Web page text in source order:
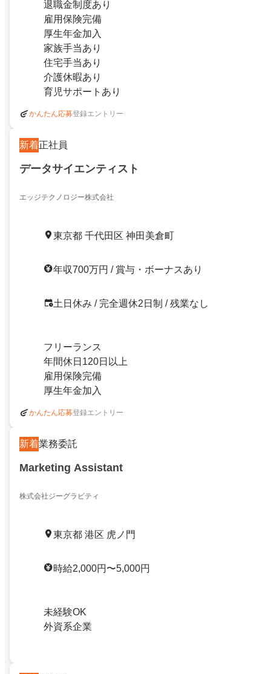
退職金制度あり
雇用保険完備
厚生年金加入
家族手当あり
住宅手当あり
介護休暇あり
育児サポートあり
かんたん応募登録エントリー
新着正社員
データサイエンティスト
エッジテクノロジー株式会社
東京都 千代田区 神田美倉町
年収700万円 / 賞与・ボーナスあり
土日休み / 完全週休2日制 / 残業なし
フリーランス
年間休日120日以上
雇用保険完備
厚生年金加入
かんたん応募登録エントリー
新着業務委託
Marketing Assistant
株式会社ジーグラビティ
東京都 港区 虎ノ門
時給2,000円〜5,000円
未経験OK
外資系企業